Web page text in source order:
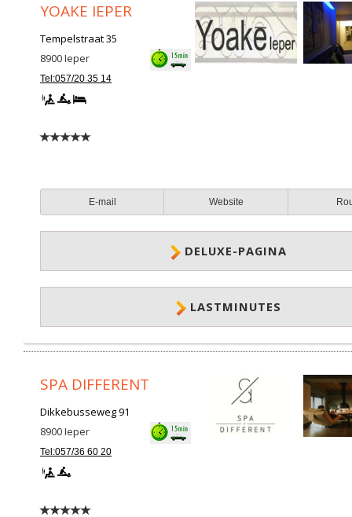
YOAKE IEPER
Tempelstraat 35
8900Ieper
Tel:057/20 35 14
E-mail Website
DELUXE-PAGINA
LASTMINUTES
SPA DIFFERENT
Dikkebusseweg 91
8900Ieper
Tel:057/36 60 20